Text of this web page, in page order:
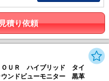
積り依頼
ＵＲ ハイブリッド タイ
ンドビューモニター 黒革